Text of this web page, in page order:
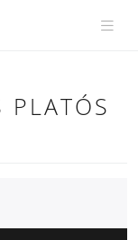
PLATÓS